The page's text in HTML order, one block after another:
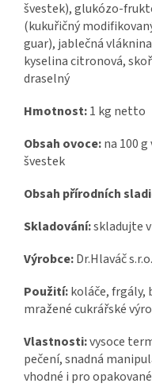
švestek), glukózo-
(kukuřičný
guar), jablečná
kyselina citronová,
draselný
Hmotnost:1 kg netto
Obsah ovoce:na 100
švestek
Obsah přírodních
Skladování:skladujte
Výrobce:Dr.Hlaváč
Použití:koláče, frgály,
mražené cukrářské
Vlastnosti:vysoce
pečení, snadná
vhodné i pro